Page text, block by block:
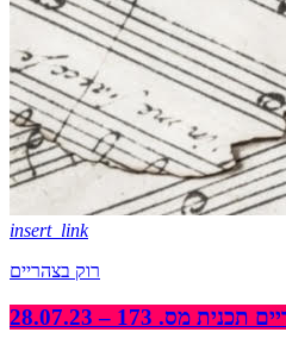
insert_link
רוק בצהריים